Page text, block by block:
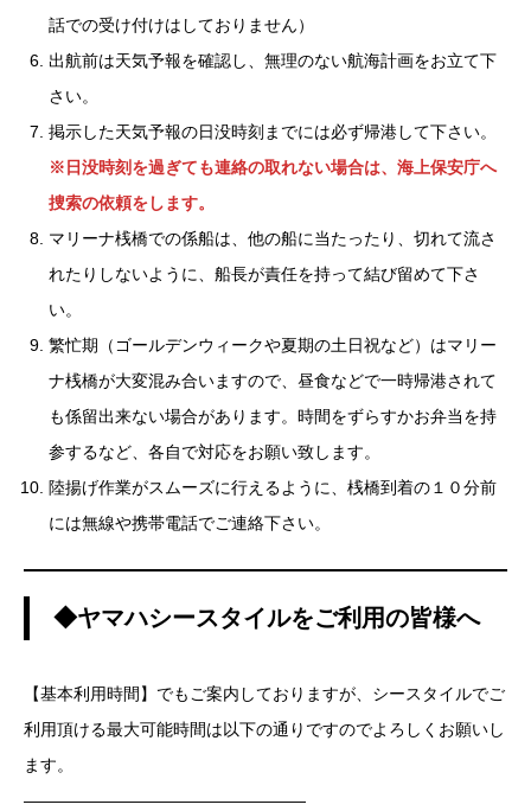
話での受け付けはしておりません）
出航前は天気予報を確認し、無理のない航海計画をお立て下
さい。
掲示した天気予報の日没時刻までには必ず帰港して下さい。
※日没時刻を過ぎても連絡の取れない場合は、海上保安庁へ
捜索の依頼をします。
マリーナ桟橋での係船は、他の船に当たったり、切れて流さ
れたりしないように、船長が責任を持って結び留めて下さ
い。
繁忙期（ゴールデンウィークや夏期の土日祝など）はマリー
ナ桟橋が大変混み合いますので、昼食などで一時帰港されて
も係留出来ない場合があります。時間をずらすかお弁当を持
参するなど、各自で対応をお願い致します。
陸揚げ作業がスムーズに行えるように、桟橋到着の１０分前
には無線や携帯電話でご連絡下さい。
◆ヤマハシースタイルをご利用の皆様へ
【基本利用時間】でもご案内しておりますが、シースタイルでご
利用頂ける最大可能時間は以下の通りですのでよろしくお願いし
ます。
—————————————————